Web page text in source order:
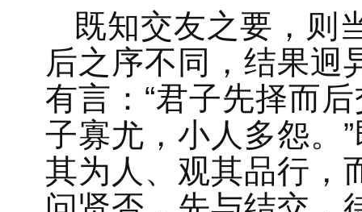
既知交友之要，则
后之序不同，结果迥
有言：“君子先择而
子寡尤，小人多怨。
其为人、观其品行，